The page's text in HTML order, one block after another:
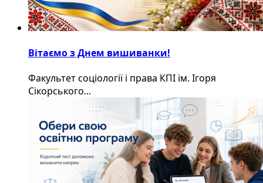
Вітаємо з Днем вишиванки!
Факультет соціології і права КПІ ім. Ігоря
Сікорського...